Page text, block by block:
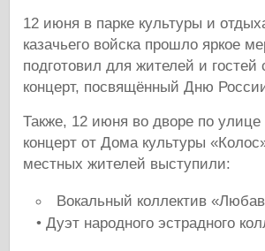
12 июня в парке культуры и
казачьего войска прошло яркое
подготовил для жителей и
концерт, посвящённый Дню
Также, 12 июня во дворе по
концерт от Дома культуры
местных жителей выступили:
Вокальный коллектив
• Дуэт народного эстрадного